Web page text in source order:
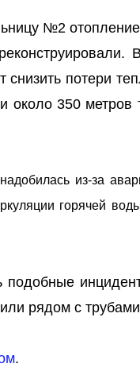
№2
потери
350 метров
из-за
горячей
подобные
рядом с
.